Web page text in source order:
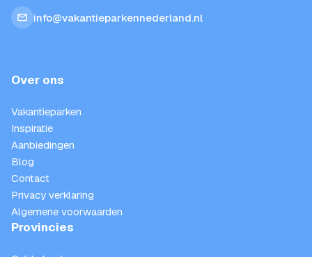
info@vakantieparkennederland.nl
Over ons
Vakantieparken
Inspiratie
Aanbiedingen
Blog
Contact
Privacy verklaring
Algemene voorwaarden
Provincies